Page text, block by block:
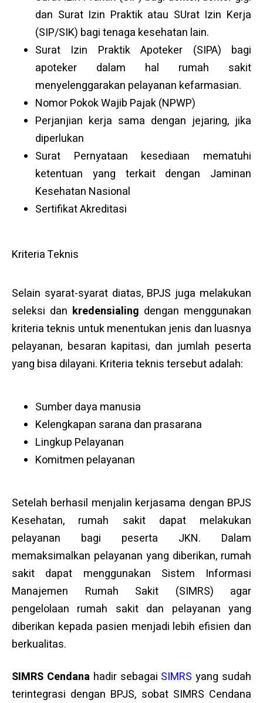
dan Surat Izin Praktik atau SUrat Izin Kerja
(SIP/SIK) bagi tenaga kesehatan lain.
Surat Izin Praktik Apoteker (SIPA) bagi
apoteker dalam hal rumah sakit
menyelenggarakan pelayanan kefarmasian.
Nomor Pokok Wajib Pajak (NPWP)
Perjanjian kerja sama dengan jejaring, jika
diperlukan
Surat Pernyataan kesediaan mematuhi
ketentuan yang terkait dengan Jaminan
Kesehatan Nasional
Sertifikat Akreditasi
Kriteria Teknis
Selain syarat-syarat diatas, BPJS juga melakukan
seleksi dan kredensialing dengan menggunakan
kriteria teknis untuk menentukan jenis dan luasnya
pelayanan, besaran kapitasi, dan jumlah peserta
yang bisa dilayani. Kriteria teknis tersebut adalah:
Sumber daya manusia
Kelengkapan sarana dan prasarana
Lingkup Pelayanan
Komitmen pelayanan
Setelah berhasil menjalin kerjasama dengan BPJS
Kesehatan, rumah sakit dapat melakukan
pelayanan bagi peserta JKN. Dalam
memaksimalkan pelayanan yang diberikan, rumah
sakit dapat menggunakan Sistem Informasi
Manajemen Rumah Sakit (SIMRS) agar
pengelolaan rumah sakit dan pelayanan yang
diberikan kepada pasien menjadi lebih efisien dan
berkualitas.
SIMRS Cendanahadir sebagai SIMRS yang sudah
terintegrasi dengan BPJS, sobat SIMRS Cendana